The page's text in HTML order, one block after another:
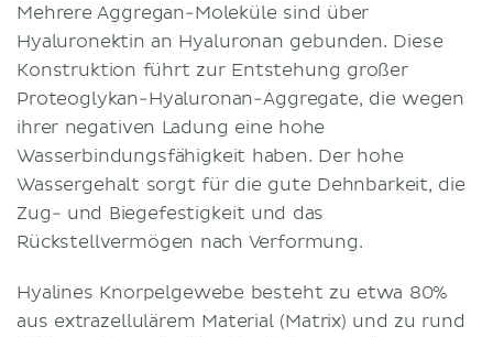
Mehrere Aggregan-Moleküle sind über
Hyaluronektin an Hyaluronan gebunden. Diese
Konstruktion führt zur Entstehung großer
Proteoglykan-Hyaluronan-Aggregate, die wegen
ihrer negativen Ladung eine hohe
Wasserbindungsfähigkeit haben. Der hohe
Wassergehalt sorgt für die gute Dehnbarkeit, die
Zug- und Biegefestigkeit und das
Rückstellvermögen nach Verformung.
Hyalines Knorpelgewebe besteht zu etwa 80%
aus extrazellulärem Material (Matrix) und zu rund